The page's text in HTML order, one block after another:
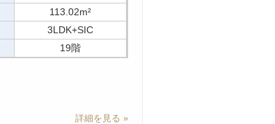
113.02m²
3LDK+SIC
19階
詳細を見る